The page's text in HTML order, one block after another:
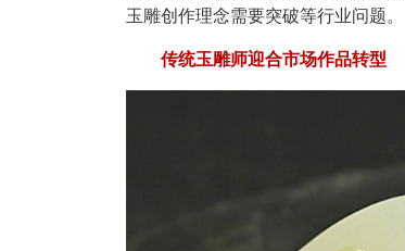
玉雕创作理念需要突破等行业问题。
传统玉雕师迎合市场作品转型